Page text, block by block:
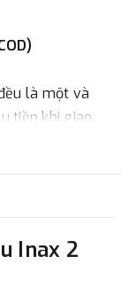
là một và
tiền khi giao
giá trị đơn
Cát Linh,
Inax 2